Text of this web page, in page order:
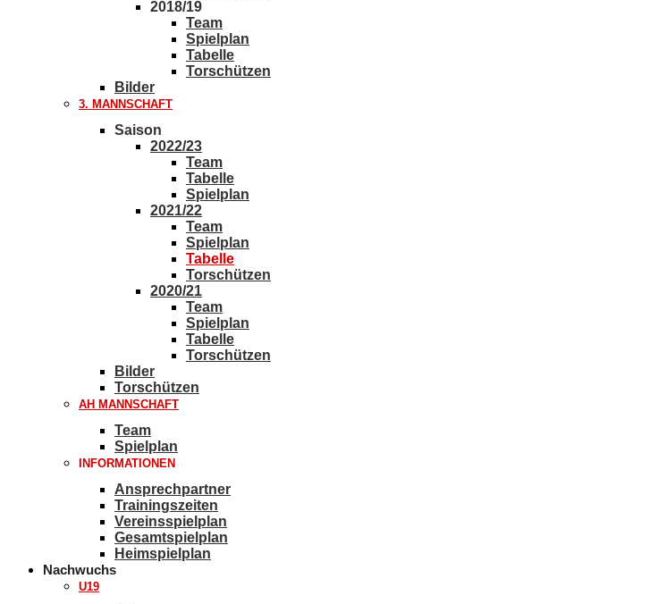
2018/19
Team
Spielplan
Tabelle
Torschützen
Bilder
3. MANNSCHAFT
Saison
2022/23
Team
Tabelle
Spielplan
2021/22
Team
Spielplan
Tabelle
Torschützen
2020/21
Team
Spielplan
Tabelle
Torschützen
Bilder
Torschützen
AH MANNSCHAFT
Team
Spielplan
INFORMATIONEN
Ansprechpartner
Trainingszeiten
Vereinsspielplan
Gesamtspielplan
Heimspielplan
Nachwuchs
U19